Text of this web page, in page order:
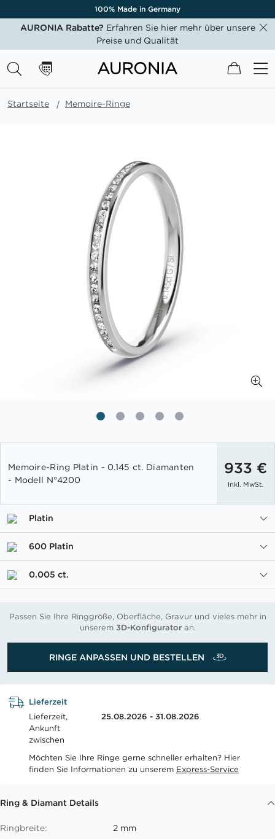
100% Made in Germany
AURONIA Rabatte? Erfahren Sie hier mehr über unsere
Preise und Qualität
Mein
Startseite Memoire-Ringe
der
Bildgalerie
Memoire-Ring Platin - 0.145 ct. Diamanten
- Modell N°4200
933 €
Inkl. MwSt.
Platin
600 Platin
0.005 ct.
Passen Sie Ihre Ringgröße, Oberfläche, Gravur und vieles mehr in
unserem 3D-Konfiguratoran.
RINGE ANPASSEN UND BESTELLEN
Lieferzeit
Lieferzeit,
Ankunft
zwischen
25.08.2026 - 31.08.2026
Möchten Sie Ihre Ringe gerne schneller erhalten? Hier
finden Sie Informationen zu unserem Express-Service
Ring & Diamant Details
Ringbreite:
2 mm